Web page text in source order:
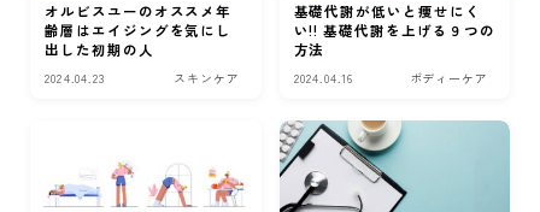
オルビスユーのオススメ年
齢層はエイジングを気にし
出した初期の人
2024.04.23 スキンケア
基礎代謝が低いと痩せにく
い!! 基礎代謝を上げる９つの
方法
2024.04.16 ボディーケア